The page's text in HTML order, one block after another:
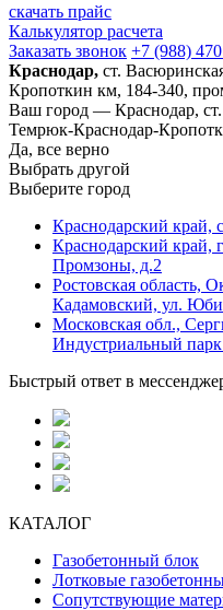
скачать прайс
Калькулятор расчета
Заказать звонок +7 (988)
Краснодар, ст.
Кропоткин км, 184-340,
Ваш город — Краснодар,
Темрюк-Краснодар-
Да, все верно
Выбрать другой
Выберите город
Краснодарский край,
Краснодарский край,
Промзоны, д.2
Ростовская область,
Кадамовский, ул.
Московская обл.,
Индустриальный
Быстрый ответ в
КАТАЛОГ
Газобетонный блок
Лотковые
Сопутствующие